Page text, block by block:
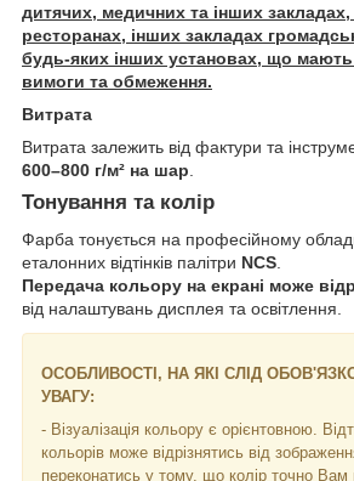
дитячих, медичних та інших
ресторанах, інших закладах
будь-яких інших установах, що мають
вимоги та обмеження.
Витрата
Витрата залежить від фактури та
600–800 г/м² на шар
Тонування та колір
Фарба тонується на професійному
еталонних відтінків палітри NCS
Передача кольору на екрані може
від налаштувань дисплея та освітлення.
ОСОБЛИВОСТІ, НА ЯКІ СЛІД
УВАГУ:
- Візуалізація кольору є орієнтовною.
кольорів може відрізнятись від
переконатись у тому, що колір точно Вам